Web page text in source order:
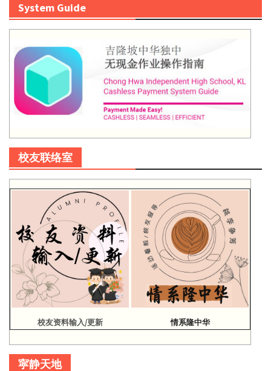
System Guide
校友联络室
校友资料输入/更新 情系隆中华
寜静天地